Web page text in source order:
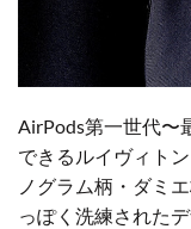
AirPods第一世代〜
できるルイヴィト
ノグラム柄・ダミ
っぽく洗練された